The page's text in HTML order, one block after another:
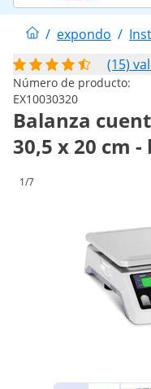
/ expondo /
(15)
Número de producto:
EX10030320
Balanza
30,5 x 20 cm
1/7